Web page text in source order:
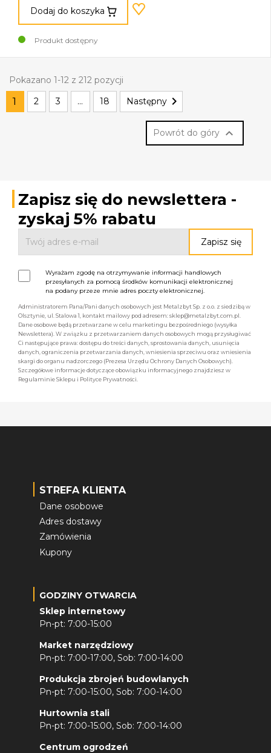
Dodaj do koszyka
Produkt dostępny
Pokazano 1-12 z 212 pozycji
1 2 3 … 18 Następny 
Powrót do góry 
Zapisz się do newslettera -
zyskaj 5% rabatu
Wyrażam zgodę na otrzymywanie informacji handlowych
przesyłanych za pomocą środków komunikacji elektronicznej
na podany przeze mnie adres poczty elektronicznej.
Administratorem Pana/Pani danych osobowych jest Metalzbyt Sp. z o.o. z siedzibą w
Olsztynie, ul. Stalowa 1, kontakt mailowy pod adresem: sklep@metalzbyt.com.pl.
Dane osobowe będą przetwarzane w celu marketingu bezpośredniego (wysyłka
Newslettera). W związku z przetwarzaniem danych osobowych mogą przysługiwać
Ci następujące prawa: dostępu do treści danych, sprostowania danych, usunięcia
danych, ograniczenia przetwarzania danych, wniesienia sprzeciwu oraz wniesienia
skargi do organu nadzorczego (Prezesa Urzędu Ochrony Danych Osobowych).
Szczegółowe informacje dotyczące obowiązku informacyjnego znajdziesz w
Regulaminie Sklepu i Polityce Prywatności.
STREFA KLIENTA
Dane osobowe
Adres dostawy
Zamówienia
Kupony
GODZINY OTWARCIA
Sklep internetowy
Pn-pt: 7:00-15:00
Market narzędziowy
Pn-pt: 7:00-17:00, Sob: 7:00-14:00
Produkcja zbrojeń budowlanych
Pn-pt: 7:00-15:00, Sob: 7:00-14:00
Hurtownia stali
Pn-pt: 7:00-15:00, Sob: 7:00-14:00
Centrum ogrodzeń